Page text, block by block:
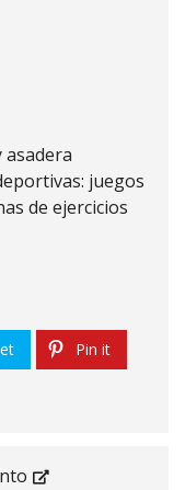
asadera
juegos
de ejercicios
Pin it